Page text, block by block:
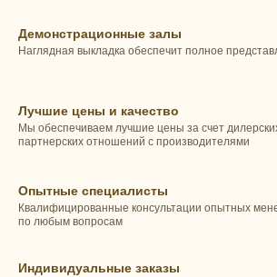
Демонстрационные залы
Наглядная выкладка обеспечит полное
Лучшие цены и качество
Мы обеспечиваем лучшие цены за счет
партнерских отношений с производителями
Опытные специалисты
Квалифицированные консультации опытных
по любым вопросам
Индивидуальные заказы